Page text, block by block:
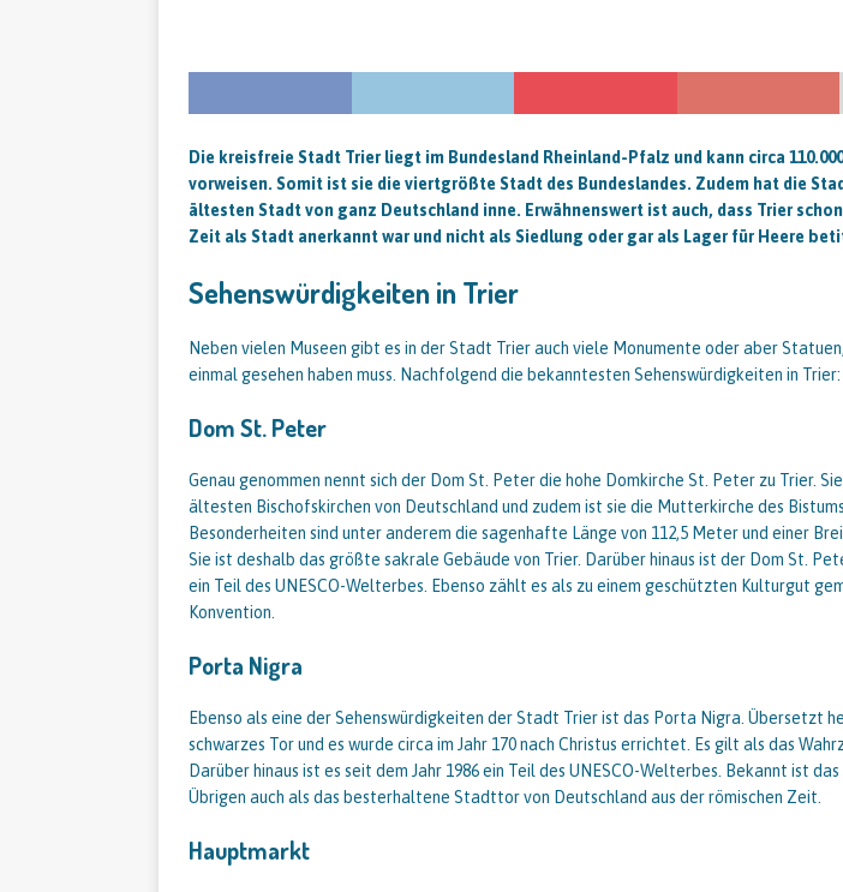
Die kreisfreie Stadt Trier liegt im Bundesland Rheinland-Pfalz und kann circa
vorweisen. Somit ist sie die viertgrößte Stadt des Bundeslandes. Zudem hat die
ältesten Stadt von ganz Deutschland inne. Erwähnenswert ist auch, dass Trier
Zeit als Stadt anerkannt war und nicht als Siedlung oder gar als Lager für Heere
Sehenswürdigkeiten in Trier
Neben vielen Museen gibt es in der Stadt Trier auch viele Monumente oder aber
einmal gesehen haben muss. Nachfolgend die bekanntesten Sehenswürdigkeiten in Trier:
Dom St. Peter
Genau genommen nennt sich der Dom St. Peter die hohe Domkirche St. Peter zu Trier.
ältesten Bischofskirchen von Deutschland und zudem ist sie die Mutterkirche des
Besonderheiten sind unter anderem die sagenhafte Länge von 112,5 Meter und einer
Sie ist deshalb das größte sakrale Gebäude von Trier. Darüber hinaus ist der Dom St.
ein Teil des UNESCO-Welterbes. Ebenso zählt es als zu einem geschützten Kulturgut
Konvention.
Porta Nigra
Ebenso als eine der Sehenswürdigkeiten der Stadt Trier ist das Porta Nigra. Übersetzt
schwarzes Tor und es wurde circa im Jahr 170 nach Christus errichtet. Es gilt als das
Darüber hinaus ist es seit dem Jahr 1986 ein Teil des UNESCO-Welterbes. Bekannt ist
Übrigen auch als das besterhaltene Stadttor von Deutschland aus der römischen Zeit.
Hauptmarkt